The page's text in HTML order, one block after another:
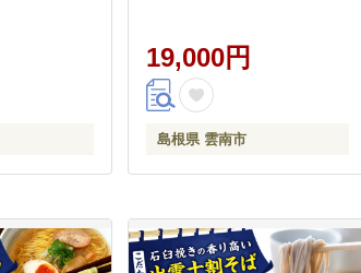
19,000円
島根県 雲南市